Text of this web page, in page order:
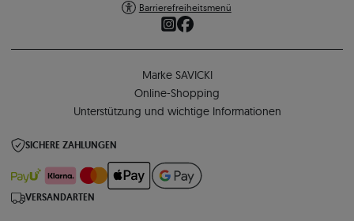
Barrierefreiheitsmenü
Marke SAVICKI
Online-Shopping
Unterstützung und wichtige Informationen
SICHERE ZAHLUNGEN
VERSANDARTEN